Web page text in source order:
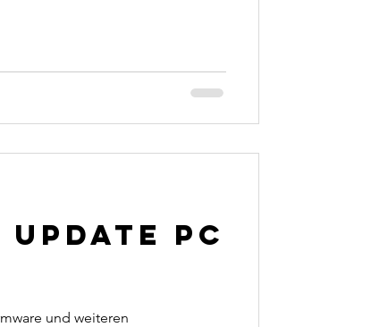
❗️ ⁣ Wir
PC
und weiteren